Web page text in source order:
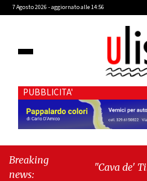
7 Agosto 2026 - aggiornato alle 14:56
PUBBLICITA'
Breaking
news:
"Cava de'